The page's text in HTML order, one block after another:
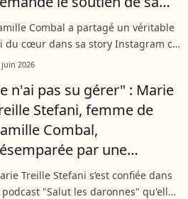
Combal a partagé un véritable
du cœur dans sa story Instagram ce
24 juin. L’animateur a évoqué
de 59 ans et qui aimerait...
juin 2026
n'ai pas su gérer" : Marie
Stefani, femme de
Combal,
par une
de leur fils Pio, 4 ans
Treille Stefani s’est confiée dans
podcast "Salut les daronnes" qu'elle